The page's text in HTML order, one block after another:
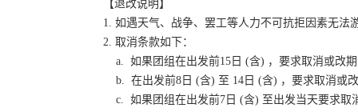
【退改说明】
1. 如遇天气、战争、罢工等人力不可抗拒因素无
2. 取消条款如下：
a. 如果团组在出发前15日 (含) ，要求取消或改
b. 在出发前8日 (含) 至 14日 (含) ，要求取消或
c. 如果团组在出发前7日 (含) 至出发当天要求取